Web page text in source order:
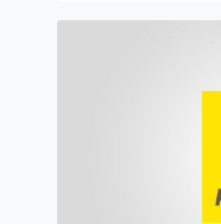
Property Agent.
White Indonesia.